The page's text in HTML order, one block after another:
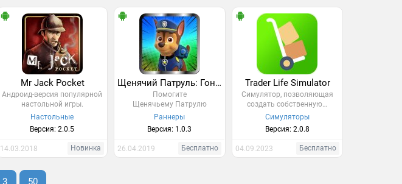
Mr Jack Pocket
Андроид-версия популярной
настольной игры.
Настольные
Версия: 2.0.5
14.03.2018 Новинка
Щенячий Патруль: Гонка
Помогите
Щенячьему Патрулю
остановить…
Раннеры
Версия: 1.0.3
26.04.2019 Бесплатно
Trader Life Simulator
Симулятор, позволяющая
создать собственную…
Симуляторы
Версия: 2.0.8
04.09.2023 Бесплатно
3 50